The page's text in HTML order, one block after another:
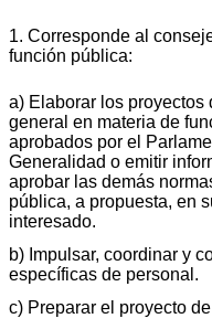
1. Corresponde al
función pública:
a) Elaborar los
general en materia de
aprobados por el
Generalidad o emitir
aprobar las demás
pública, a propuesta, en
interesado.
b) Impulsar, coordinar y
específicas de personal.
c) Preparar el proyecto